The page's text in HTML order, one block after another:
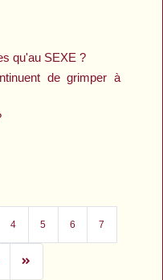
qu'au SEXE ?
de grimper à
4 5 6 7